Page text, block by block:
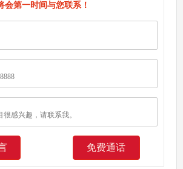
会第一时间与您联系！
免费通话